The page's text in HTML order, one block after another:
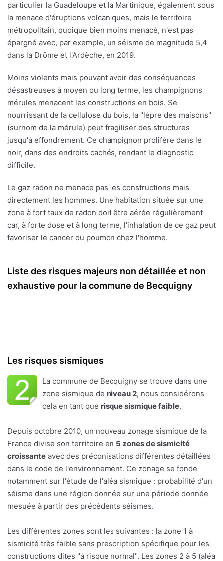
particulier la Guadeloupe et la Martinique, également sous
la menace d'éruptions volcaniques, mais le territoire
métropolitain, quoique bien moins menacé, n'est pas
épargné avec, par exemple, un séisme de magnitude 5,4
dans la Drôme et l'Ardèche, en 2019.
Moins violents mais pouvant avoir des conséquences
désastreuses à moyen ou long terme, les champignons
mérules menacent les constructions en bois. Se
nourrissant de la cellulose du bois, la "lèpre des maisons"
(surnom de la mérule) peut fragiliser des structures
jusqu'à effondrement. Ce champignon prolifère dans le
noir, dans des endroits cachés, rendant le diagnostic
difficile.
Le gaz radon ne menace pas les constructions mais
directement les hommes. Une habitation située sur une
zone à fort taux de radon doit être aérée régulièrement
car, à forte dose et à long terme, l'inhalation de ce gaz peut
favoriser le cancer du poumon chez l'homme.
Liste des risques majeurs non détaillée et non
exhaustive pour la commune de Becquigny
Les risques sismiques
La commune de Becquigny se trouve dans une
zone sismique de niveau 2, nous considérons
cela en tant que risque sismique faible.
Depuis octobre 2010, un nouveau zonage sismique de la
France divise son territoire en 5 zones de sismicité
croissante avec des préconisations différentes détaillées
dans le code de l'environnement. Ce zonage se fonde
notamment sur l'étude de l'aléa sismique : probabilité d'un
séisme dans une région donnée sur une période donnée
mesuée à partir des précédents séismes.
Les différentes zones sont les suivantes : la zone 1 à
sismicité très faible sans prescription spécifique pour les
constructions dites "à risque normal". Les zones 2 à 5 (aléa